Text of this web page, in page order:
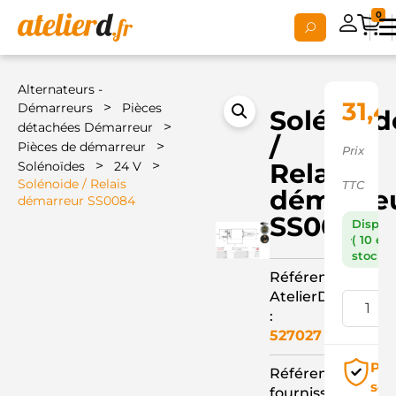
0
Alternateurs -
Démarreurs
>
Pièces
détachées Démarreur
>
Pièces de démarreur >
Solénoïdes > 24 V >
Solénoide / Relais
démarreur SS0084
/
Relais
SS0084
Référence
AtelierD
:
527027
Référence
Prix
TTC
( 10 en
stock )